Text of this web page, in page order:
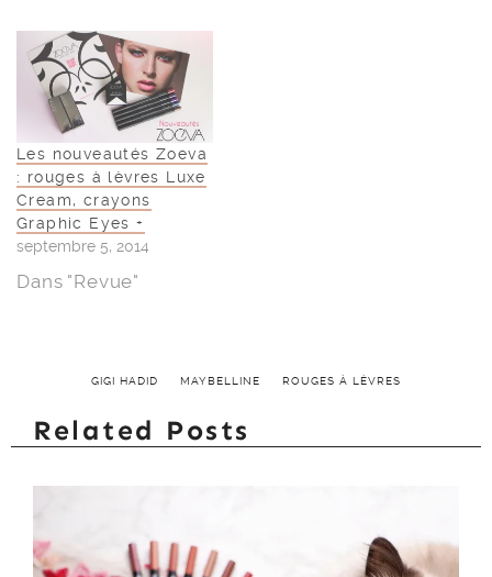
Les nouveautés Zoeva
: rouges à lèvres Luxe
Cream, crayons
Graphic Eyes +
septembre 5, 2014
Dans "Revue"
GIGI HADID MAYBELLINE ROUGES À LÈVRES
Related Posts